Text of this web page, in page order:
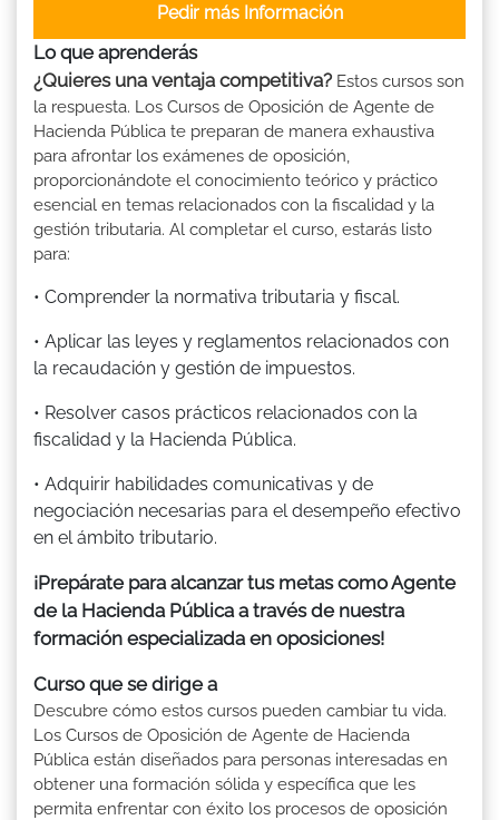
Pedir más Información
Lo que aprenderás
¿Quieres una ventaja competitiva? Estos cursos son
la respuesta. Los Cursos de Oposición de Agente de
Hacienda Pública te preparan de manera exhaustiva
para afrontar los exámenes de oposición,
proporcionándote el conocimiento teórico y práctico
esencial en temas relacionados con la fiscalidad y la
gestión tributaria. Al completar el curso, estarás listo
para:
• Comprender la normativa tributaria y fiscal.
• Aplicar las leyes y reglamentos relacionados con
la recaudación y gestión de impuestos.
• Resolver casos prácticos relacionados con la
fiscalidad y la Hacienda Pública.
• Adquirir habilidades comunicativas y de
negociación necesarias para el desempeño efectivo
en el ámbito tributario.
¡Prepárate para alcanzar tus metas como Agente
de la Hacienda Pública a través de nuestra
formación especializada en oposiciones!
Curso que se dirige a
Descubre cómo estos cursos pueden cambiar tu vida.
Los Cursos de Oposición de Agente de Hacienda
Pública están diseñados para personas interesadas en
obtener una formación sólida y específica que les
permita enfrentar con éxito los procesos de oposición